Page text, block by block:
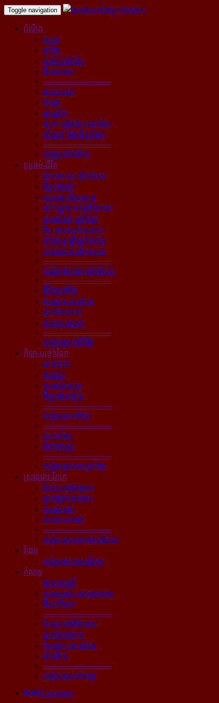
Toggle navigation
ដំណឹង
កម្ពុជា
បារាំង
អាស៊ី-ប៉ាស៊ីភិក
ពិភពលោក
----------------------------
នយោបាយ
សង្គម
សេដ្ឋកិច្ច
គ្រោះ យុត្តិធម៌ បទល្មើស
បរិស្ថាន ផែនដី ព្រំដែន
----------------------------
បណ្ដុំគ្រប់ដំណឹង
វប្បធម៌-ជីវិត
ស្ថាបត្យកម្ម រៀបចំនគរ
គំនូរ ចម្លាក់
ភ្លេង ចម្រៀង ស្មូត្រ
របាំ ល្ខោន ទស្សនីយភាព
អក្សសិល្ប៍ សៀវភៅ
វិទ្យុ ទូរទស្សន៍ រូបភាព
ភាពយន្ដ ផ្ទាំងសំពត់ស
ប្រពៃណី ទំនៀមទម្លាប់
----------------------------
បណ្ដុំអត្ថបទវប្បធម៌សិល្បៈ
----------------------------
ជីវិតប្រចាំថ្ងៃ
សុខភាព អនាម័យ
សោភ័ណភាព
បេះដូង ស្នេហា
----------------------------
បណ្ដុំអត្ថបទពីជីវិត
កីឡា-បច្ចេកវិទ្យា
បាល់ទាត់
ប្រដាល់
ប្រណាំងយាន
កីឡាដទៃទៀត
----------------------------
បណ្ដុំអត្ថបទកីឡា
----------------------------
បច្ចេកវិទ្យា
វិទ្យាសាស្ត្រ
----------------------------
បណ្ដុំអត្ថបទបច្ចេកវិទ្យា
ស្រាវជ្រាវ-វិភាគ
វិភាគ អត្ថាធិប្បាយ
ស្រាវជ្រាវ ឯកសារ
បទសម្ភាស
បទយកការណ៍
----------------------------
បណ្ដុំអត្ថបទស្រាវជ្រាវវិភាគ
វីដេអូ
បណ្ដុំអត្ថបទមានវីដេអូ
កំសាន្ដ
តារា ជនល្បី
ទេសចរណ៍ ការផ្សងព្រេង
ពីនេះពីនោះ
----------------------------
ជ័យគ្រតធ្វើព័ត៌មាន
ប្រលោមលោក
កំណាព្យ កម្រងកែវ
សំណើច
----------------------------
បណ្ដុំអត្ថបទកំសាន្ដ
User login